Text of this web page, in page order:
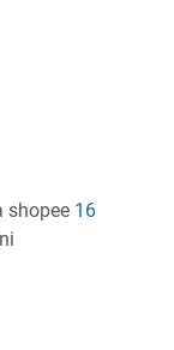
shopee 16